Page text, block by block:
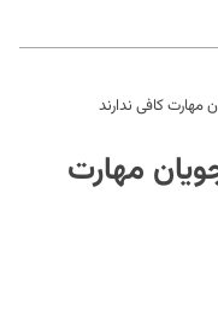
مهارت کافی ندارند
مهارت